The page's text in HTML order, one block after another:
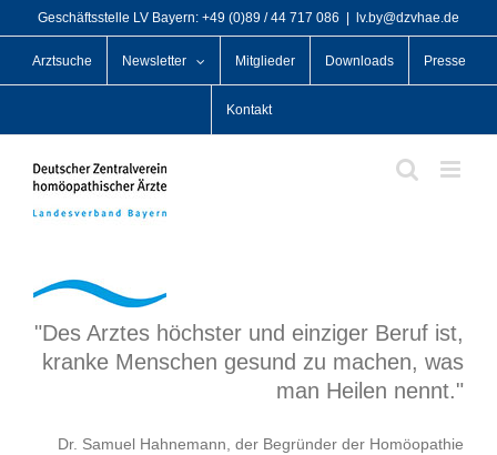
Inhalt
springen
Geschäftsstelle LV Bayern: +49 (0)89 / 44 717 086 lv.by@dzvhae.de
Arztsuche Newsletter Mitglieder Downloads Presse
Kontakt
"Des Arztes höchster und einziger Beruf ist,
kranke Menschen gesund zu machen, was
man Heilen nennt."
Dr. Samuel Hahnemann, der Begründer der Homöopathie